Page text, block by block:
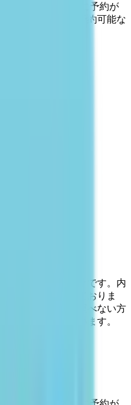
りですが、すでに予約が
どにより実際に予約可能な
ご了承ください
にあるクリニックです。内
広い診療を行っておりま
ニックまで足を運べない方
の併用を行っています。